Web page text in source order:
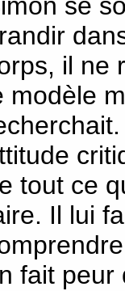
se
il ne
modèle
tout ce
Il lui
fait peur